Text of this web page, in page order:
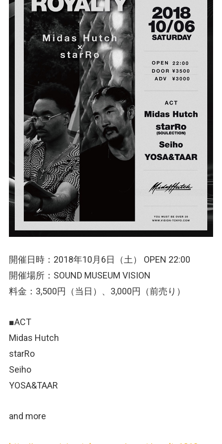
開催日時：2018年10月6日（土） OPEN 22:00
開催場所：SOUND MUSEUM VISION
料金：3,500円（当日）、3,000円（前売り）
■ACT
Midas Hutch
starRo
Seiho
YOSA&TAAR
and more